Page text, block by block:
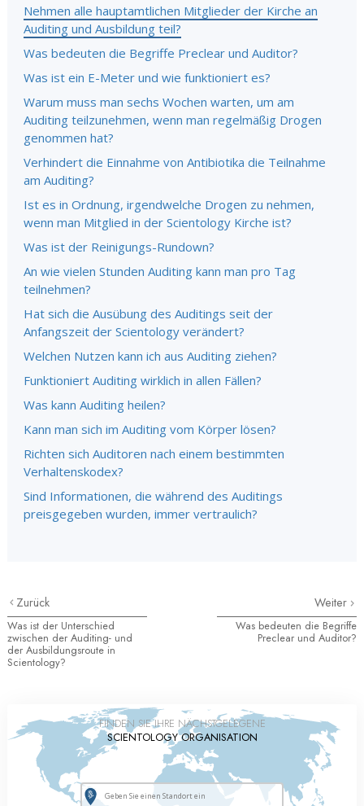
Nehmen alle hauptamtlichen Mitglieder der Kirche an
Auditing und Ausbildung teil?
Was bedeuten die Begriffe Preclear und Auditor?
Was ist ein E-Meter und wie funktioniert es?
Warum muss man sechs Wochen warten, um am
Auditing teilzunehmen, wenn man regelmäßig Drogen
genommen hat?
Verhindert die Einnahme von Antibiotika die Teilnahme
am Auditing?
Ist es in Ordnung, irgendwelche Drogen zu nehmen,
wenn man Mitglied in der Scientology Kirche ist?
Was ist der Reinigungs-Rundown?
An wie vielen Stunden Auditing kann man pro Tag
teilnehmen?
Hat sich die Ausübung des Auditings seit der
Anfangszeit der Scientology verändert?
Welchen Nutzen kann ich aus Auditing ziehen?
Funktioniert Auditing wirklich in allen Fällen?
Was kann Auditing heilen?
Kann man sich im Auditing vom Körper lösen?
Richten sich Auditoren nach einem bestimmten
Verhaltenskodex?
Sind Informationen, die während des Auditings
preisgegeben wurden, immer vertraulich?
Zurück
Was ist der Unterschied
zwischen der Auditing- und
der Ausbildungsroute in
Scientology?
Weiter
Was bedeuten die Begriffe
Preclear und Auditor?
FINDEN SIE IHRE NÄCHSTGELEGENE
SCIENTOLOGY ORGANISATION